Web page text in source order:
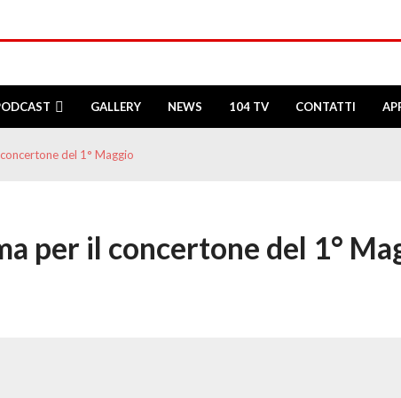
GALLERY NEWS 104 TV CONTATTI
del 1° Maggio
per il concertone del 1°